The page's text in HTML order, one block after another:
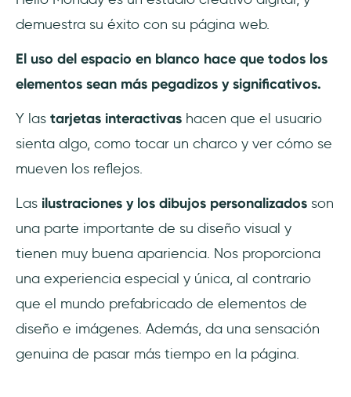
demuestra su éxito con su página web.
El uso del espacio en blanco hace que todos los
elementos sean más pegadizos y significativos.
Y las tarjetas interactivas hacen que el usuario
sienta algo, como tocar un charco y ver cómo se
mueven los reflejos.
Las ilustraciones y los dibujos personalizados son
una parte importante de su diseño visual y
tienen muy buena apariencia. Nos proporciona
una experiencia especial y única, al contrario
que el mundo prefabricado de elementos de
diseño e imágenes. Además, da una sensación
genuina de pasar más tiempo en la página.